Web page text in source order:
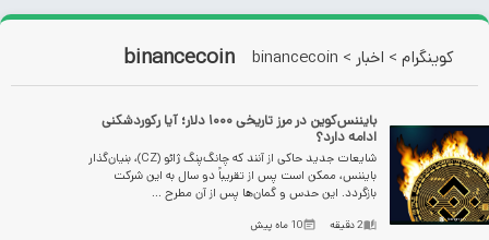
کوینگرام > اخبار>
binancecoin
binancecoin
بایننس‌کوین در مرز تاریخی ۱۰۰۰ دلار؛ آیا رکوردشکنی
ادامه دارد؟
شایعات جدید حاکی از آنند که چانگ‌پنگ ژائو (CZ)، بنیان‌گذار
بایننس، ممکن است پس از تقریباً دو سال به این شرکت
بازگردد. این حدس و گمان‌ها پس از آن مطرح ...
2دقیقه 10 ماه پیش